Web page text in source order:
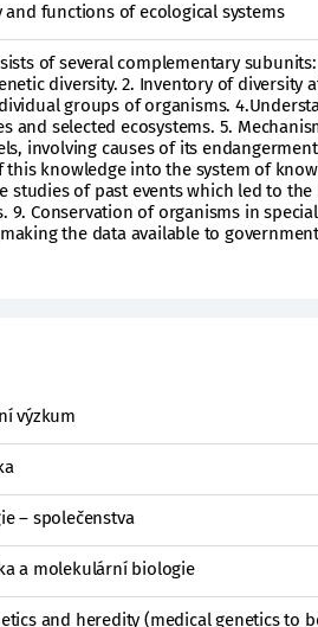
and functions of ecological systems
of several complementary
diversity. 2. Inventory of diversity
groups of organisms.
and selected ecosystems. 5.
involving causes of its
this knowledge into the system of
studies of past events which led to
9. Conservation of organisms in
the data available to
výzkum
– společenstva
a molekulární biologie
and heredity (medical genetics to